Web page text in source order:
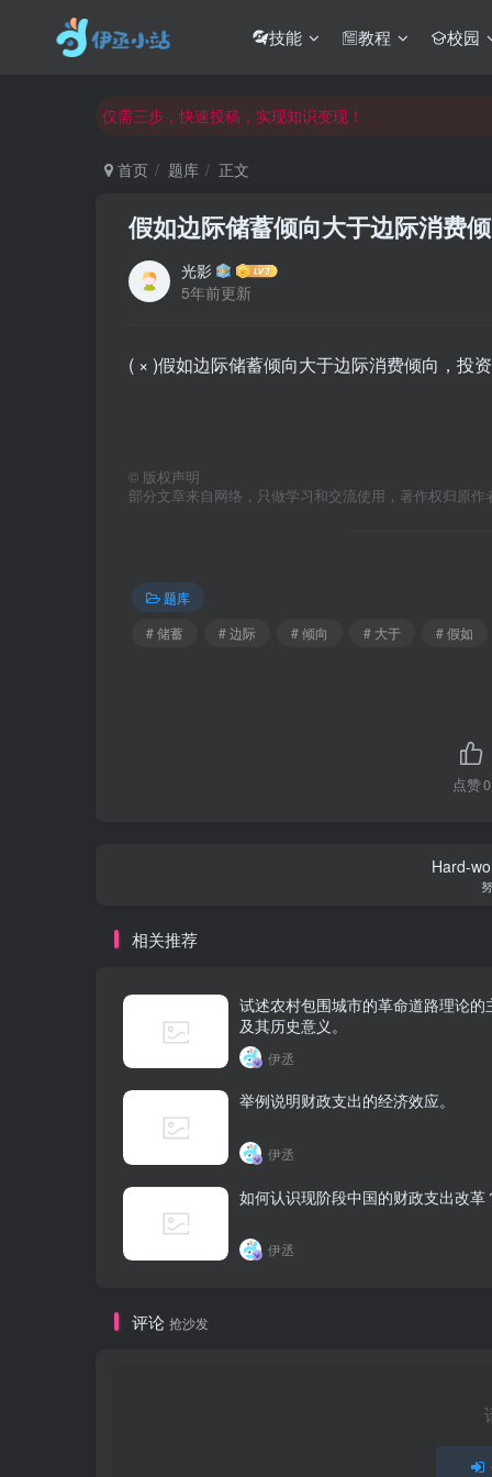
技能 教程 校园
欢迎访问伊丞小站！
仅需三步，快速投稿，实现知识变现！
首页 题库 正文
假如边际储蓄倾向大于边际消费
光影
5年前更新
( × )假如边际储蓄倾向大于边际消费倾向，投
© 版权声明
部分文章来自网络，只做学习和交流使用，著作权归原作
题库
# 储蓄
# 边际 # 倾向 # 大于 # 假如
点赞0
Hard-
相关推荐
试述农村包围城市的革命道路理论的
及其历史意义。
伊丞
举例说明财政支出的经济效应。
伊丞
如何认识现阶段中国的财政支出改革
伊丞
评论 抢沙发